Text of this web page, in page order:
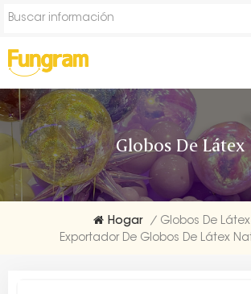
Globos De Látex
Hogar / Globos De Látex